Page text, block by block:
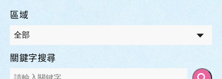
區域
關鍵字搜尋